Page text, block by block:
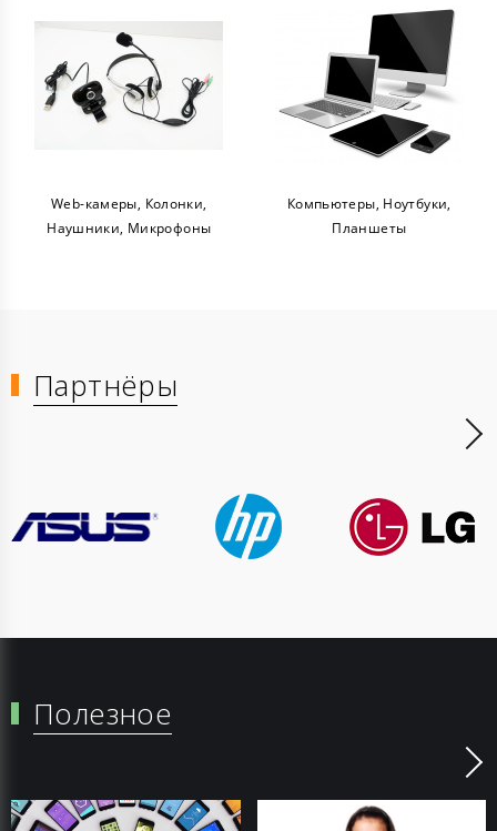
Web-камеры, Колонки,
Наушники, Микрофоны
Компьютеры, Ноутбуки,
Планшеты
Партнёры
Полезное